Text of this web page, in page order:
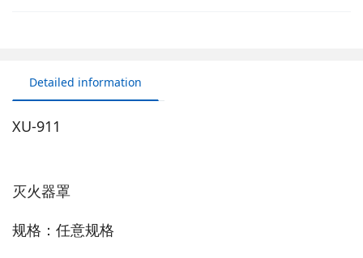
Detailed information
XU-911
灭火器罩
规格：任意规格